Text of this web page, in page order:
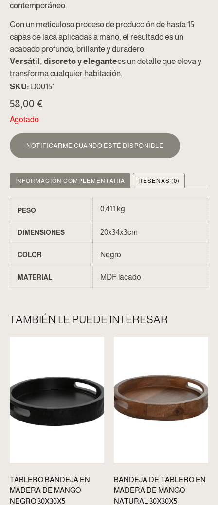
contemporáneo.
Con un meticuloso proceso de producción de hasta 15
capas de laca aplicadas a mano, el resultado es un
acabado profundo, brillante y duradero.
Versátil, discreto y elegantees un detalle que eleva y
transforma cualquier habitación.
SKU: D00151
58,00 €
Agotado
NOTIFICARME CUANDO ESTÉ DISPONIBLE
INFORMACIÓN COMPLEMENTARIA RESEÑAS (0)
PESO 0,411 kg
DIMENSIONES 20x34x3cm
COLOR Negro
MATERIAL MDF lacado
TAMBIÉN LE PUEDE INTERESAR
TABLERO BANDEJA EN
MADERA DE MANGO
NEGRO 30X30X5
BANDEJA DE TABLERO EN
MADERA DE MANGO
NATURAL 30X30X5